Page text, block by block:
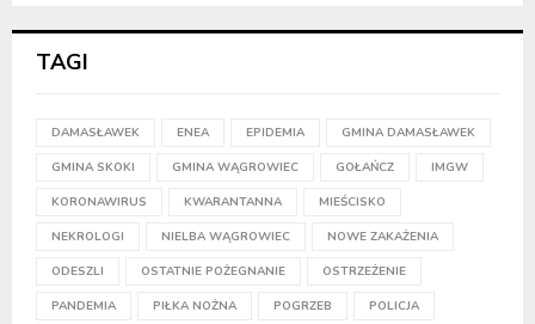
TAGI
DAMASŁAWEK ENEA EPIDEMIA GMINA DAMASŁAWEK
GMINA SKOKI GMINA WĄGROWIEC GOŁAŃCZ IMGW
KORONAWIRUS KWARANTANNA MIEŚCISKO
NEKROLOGI NIELBA WĄGROWIEC NOWE ZAKAŻENIA
ODESZLI OSTATNIE POŻEGNANIE OSTRZEŻENIE
PANDEMIA PIŁKA NOŻNA POGRZEB POLICJA